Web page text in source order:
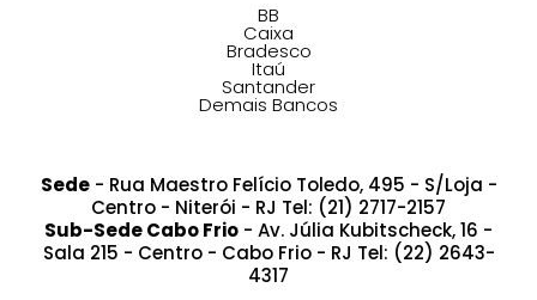
BB
Caixa
Bradesco
Itaú
Santander
Demais Bancos
Sede- Rua Maestro Felício Toledo, 495 - S/Loja -
Centro - Niterói - RJ Tel: (21) 2717-2157
Sub-Sede Cabo Frio - Av. Júlia Kubitscheck, 16 -
Sala 215 - Centro - Cabo Frio - RJ Tel: (22) 2643-
4317